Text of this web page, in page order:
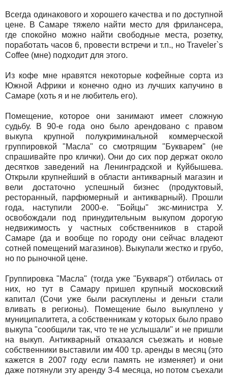
Всегда одинакового и хорошего качества и по доступной
цене. В Самаре тяжело найти место для фрилансера,
где спокойно можно найти свободные места, розетку,
поработать часов 6, провести встречи и т.п., но Traveler`s
Coffee (мне) подходит для этого.
Из кофе мне нравятся некоторые кофейные сорта из
Южной Африки и конечно одно из лучших капучино в
Самаре (хоть я и не любитель его).
Помещение, которое они занимают имеет сложную
судьбу. В 90-е года оно было арендовано с правом
выкупа крупной полукриминальной коммерческой
группировкой "Масла" со смотрящим "Букварем" (не
спрашивайте про клички). Они до сих пор держат около
десятков заведений на Ленинградской и Куйбышева.
Открыли крупнейший в области антикварный магазин и
вели достаточно успешный бизнес (продуктовый,
ресторанный, парфюмерный и антикварный). Прошли
года, наступили 2000-е. "Бойцы" экс-министра У.
освобождали под принудительным выкупом дорогую
недвижимость у частных собственников в старой
Самаре (да и вообще по городу они сейчас владеют
сотней помещений магазинов). Выкупали жестко и грубо,
но по рыночной цене.
Группировка "Масла" (тогда уже "Букваря") отбилась от
них, но тут в Самару пришел крупный московский
капитал (Сочи уже были раскуплены и деньги стали
вливать в регионы). Помещение было выкуплено у
муниципалитета, а собственникам у которых было право
выкупа "сообщили так, что те не услышали" и не пришли
на выкуп. Антикварный отказался съезжать и новые
собственники выставили им 400 т.р. аренды в месяц (это
кажется в 2007 году если память не изменяет) и они
даже потянули эту аренду 3-4 месяца, но потом съехали